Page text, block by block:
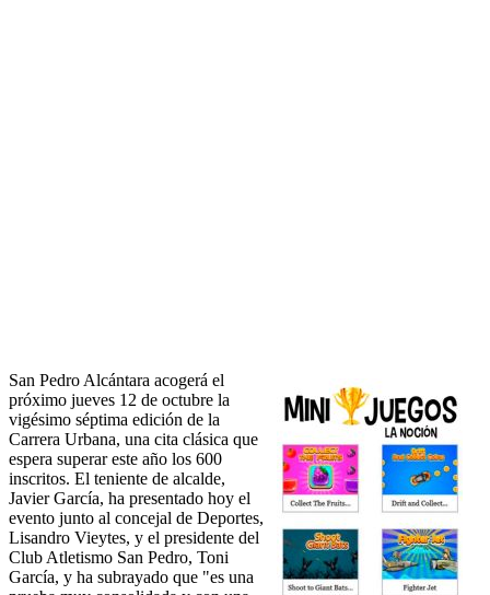
San Pedro Alcántara acogerá el
próximo jueves 12 de octubre la
vigésimo séptima edición de la
Carrera Urbana, una cita clásica que
espera superar este año los 600
inscritos. El teniente de alcalde,
Javier García, ha presentado hoy el
evento junto al concejal de Deportes,
Lisandro Vieytes, y el presidente del
Club Atletismo San Pedro, Toni
García, y ha subrayado que "es una